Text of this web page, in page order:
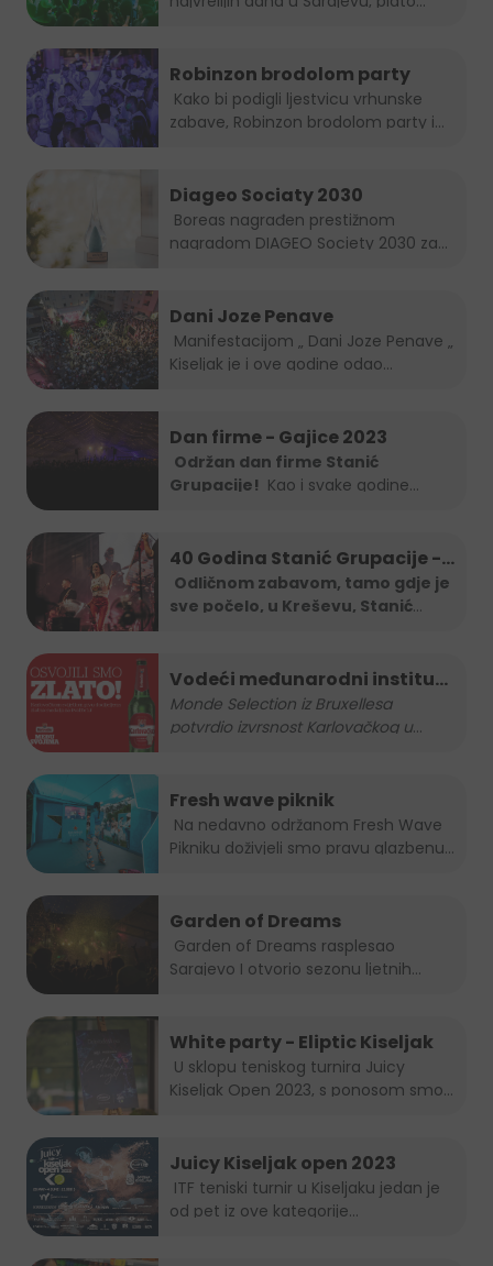
Robinzon brodolom party
zabave, Robinzon brodolom party i
Diageo Sociaty 2030
nagradom DIAGEO Society 2030 za...
Dani Joze Penave
Kiseljak je i ove godine odao...
Dan firme - Gajice 2023
Održan dan firme Stanić
Grupacije!
40 Godina Stanić Grupacije -
koncert Severine
Odličnom zabavom, tamo gdje je
sve počelo, u Kreševu, Stanić
Vodeći međunarodni institut
za kvalitetu nagradio
Karlovačko zlatnom
Monde Selection iz Bruxellesa
potvrdio izvrsnost Karlovačkog u...
Fresh wave piknik
Pikniku doživjeli smo pravu glazbenu...
Garden of Dreams
Sarajevo I otvorio sezonu ljetnih...
White party - Eliptic Kiseljak
Kiseljak Open 2023, s ponosom smo...
Juicy Kiseljak open 2023
od pet iz ove kategorije...